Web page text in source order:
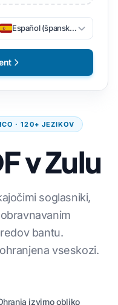
· 120+ JEZIKOV
v Zulu
soglasniki,
bantu.
vseskozi.
izvirno obliko
Español (špansko)